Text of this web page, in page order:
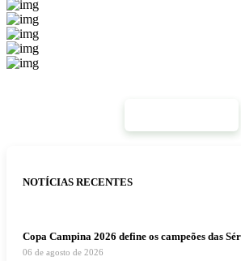
NOTÍCIAS RECENTES
Copa Campina 2026 define os campeões das
06 de agosto de 2026